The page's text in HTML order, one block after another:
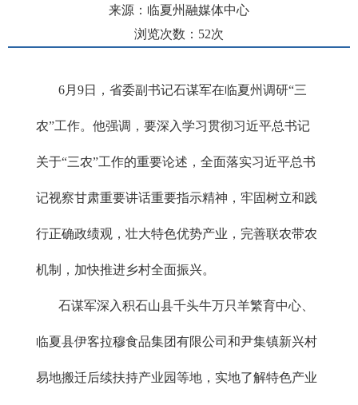
来源：临夏州融媒体中心
浏览次数： 52次
6月9日，省委副书记石谋军在临夏州调研“三
农”工作。他强调，要深入学习贯彻习近平总书记
关于“三农”工作的重要论述，全面落实习近平总书
记视察甘肃重要讲话重要指示精神，牢固树立和践
行正确政绩观，壮大特色优势产业，完善联农带农
机制，加快推进乡村全面振兴。
石谋军深入积石山县千头牛万只羊繁育中心、
临夏县伊客拉穆食品集团有限公司和尹集镇新兴村
易地搬迁后续扶持产业园等地，实地了解特色产业